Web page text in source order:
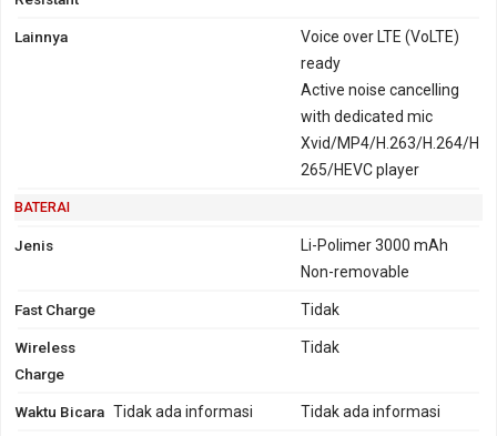
Lainnya
Voice over LTE (VoLTE)
ready
Active noise cancelling
with dedicated mic
Xvid/MP4/H.263/H.264/H
265/HEVC player
BATERAI
Jenis
Li-Polimer 3000 mAh
Non-removable
Fast Charge Tidak
Wireless
Charge
Tidak
Waktu Bicara Tidak ada informasi Tidak ada informasi